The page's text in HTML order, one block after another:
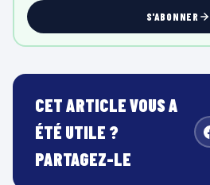
S'ABONNER
CET ARTICLE VOUS A
ÉTÉ UTILE ?
PARTAGEZ-LE